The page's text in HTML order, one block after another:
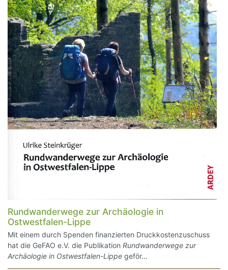
Rundwanderwege zur Archäologie in
Ostwestfalen-Lippe
Mit einem durch Spenden finanzierten Druckkostenzuschuss
hat die GeFAO e.V. die Publikation Rundwanderwege zur
Archäologie in Ostwestfalen-Lippe geför…